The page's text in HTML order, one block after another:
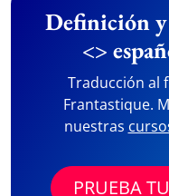
Definición
<>
Traducción al
Frantastique.
nuestras
PRUEBA